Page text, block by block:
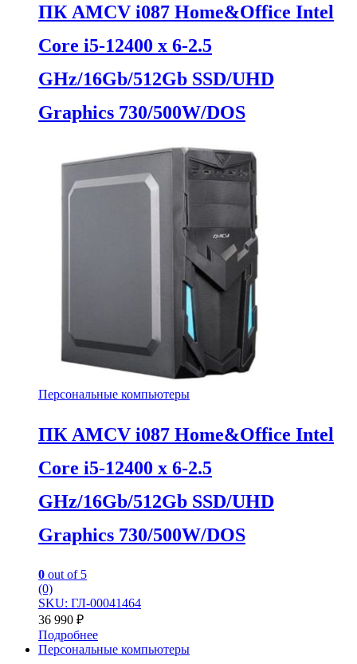
ПК AMCV i087 Home&Office Intel
Core i5-12400 x 6-2.5
GHz/16Gb/512Gb SSD/UHD
Graphics 730/500W/DOS
Персональные компьютеры
ПК AMCV i087 Home&Office Intel
Core i5-12400 x 6-2.5
GHz/16Gb/512Gb SSD/UHD
Graphics 730/500W/DOS
0 out of 5
(0)
SKU: ГЛ-00041464
36 990 ₽
Подробнее
Персональные компьютеры